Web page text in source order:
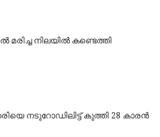
നിലയിൽ കണ്ടെത്തി
നടുറോഡിലിട്ട് കുത്തി 28 കാരൻ